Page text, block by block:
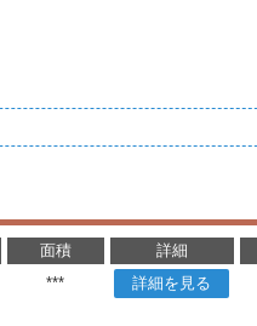
面積 詳細
*** 詳細を見る